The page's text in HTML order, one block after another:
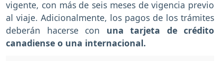
vigente, con más de seis meses de vigencia previo
al viaje. Adicionalmente, los pagos de los trámites
deberán hacerse con una tarjeta de crédito
canadiense o una internacional.